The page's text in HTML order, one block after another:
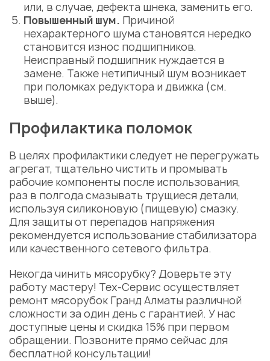
или, в случае, дефекта шнека, заменить его.
Повышенный шум. Причиной
нехарактерного шума становятся нередко
становится износ подшипников.
Неисправный подшипник нуждается в
замене. Также нетипичный шум возникает
при поломках редуктора и движка (см.
выше).
Профилактика поломок
В целях профилактики следует не перегружать
агрегат, тщательно чистить и промывать
рабочие компоненты после использования,
раз в полгода смазывать трущиеся детали,
используя силиконовую (пищевую) смазку.
Для защиты от перепадов напряжения
рекомендуется использование стабилизатора
или качественного сетевого фильтра.
Некогда чинить мясорубку? Доверьте эту
работу мастеру! Тех-Сервис осуществляет
ремонт мясорубок Гранд Алматы различной
сложности за один день с гарантией. У нас
доступные цены и скидка 15% при первом
обращении. Позвоните прямо сейчас для
бесплатной консультации!